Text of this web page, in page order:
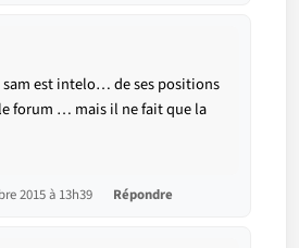
sam est intelo… de ses positions
forum … mais il ne fait que la
2015 à 13h39 Répondre